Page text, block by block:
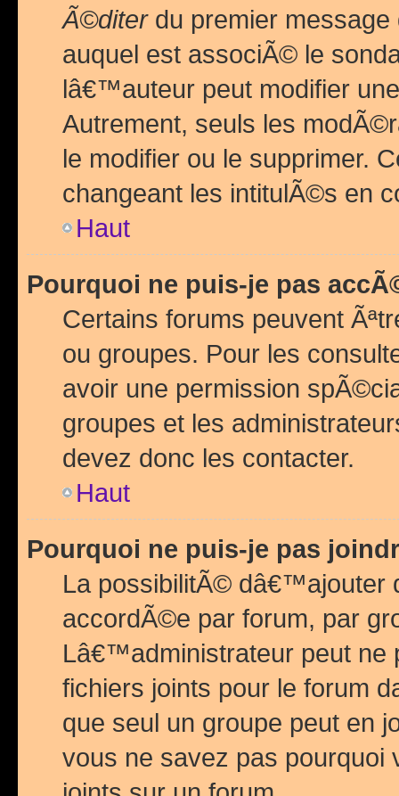
Ã©diterdu premier
auquel est associÃ© le
lâ€™auteur peut modifier
Autrement, seuls les
le modifier ou le supprimer.
changeant les intitulÃ©s en
Haut
Pourquoi ne puis-je pas
Certains forums peuvent
ou groupes. Pour les
avoir une permission
groupes et les
devez donc les contacter.
Haut
Pourquoi ne puis-je pas
La possibilitÃ© dâ€™ajouter
accordÃ©e par forum, par
Lâ€™administrateur peut
fichiers joints pour le forum
que seul un groupe peut en
vous ne savez pas pourquoi